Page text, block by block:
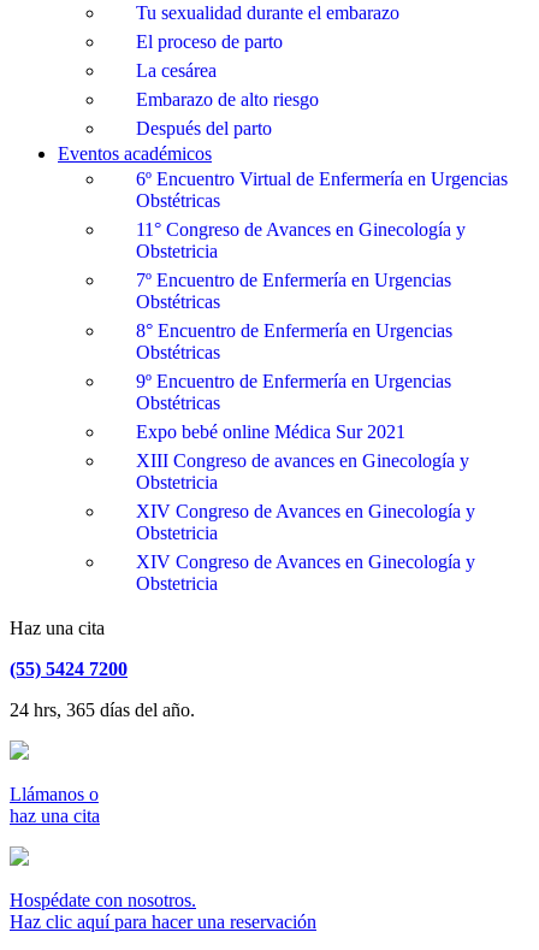
Tu sexualidad durante el embarazo
El proceso de parto
La cesárea
Embarazo de alto riesgo
Después del parto
Eventos académicos
6º Encuentro Virtual de Enfermería en Urgencias
Obstétricas
11° Congreso de Avances en Ginecología y
Obstetricia
7º Encuentro de Enfermería en Urgencias
Obstétricas
8° Encuentro de Enfermería en Urgencias
Obstétricas
9º Encuentro de Enfermería en Urgencias
Obstétricas
Expo bebé online Médica Sur 2021
XIII Congreso de avances en Ginecología y
Obstetricia
XIV Congreso de Avances en Ginecología y
Obstetricia
XIV Congreso de Avances en Ginecología y
Obstetricia
Haz una cita
(55) 5424 7200
24 hrs, 365 días del año.
Llámanos o
haz una cita
Hospédate con nosotros.
Haz clic aquí para hacer una reservación